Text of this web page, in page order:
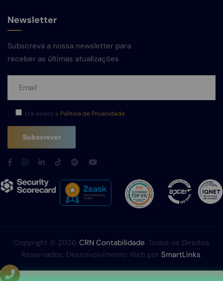
Newsletter
Subscreva a nossa newsletter para
receber as últimas atualizações
Li e aceito a Política de Privacidade
Copyright © 2026. CRN Contabilidade. Todos os Direitos
Reservados. Desenvolvimento Web por SmartLinks.